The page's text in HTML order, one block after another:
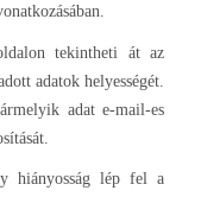
tekintheti át az
adatok helyességét.
adat e-mail-es
hiányosság lép fel a